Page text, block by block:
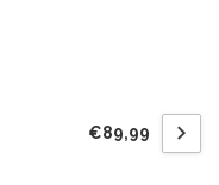
€89,99